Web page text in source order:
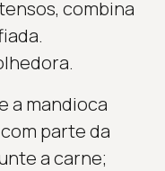
combina
a mandioca
parte da
a carne;